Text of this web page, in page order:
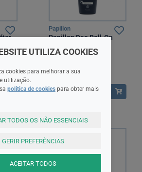
Papillon
Papillon Deo Roll-On
8,90EUR
ADICIONAR
UTILIZA COOKIES
cookies para melhorar a sua
utilização.
política de cookies para obter mais
TODOS OS NÃO ESSENCIAIS
GERIR PREFERÊNCIAS
ACEITAR TODOS